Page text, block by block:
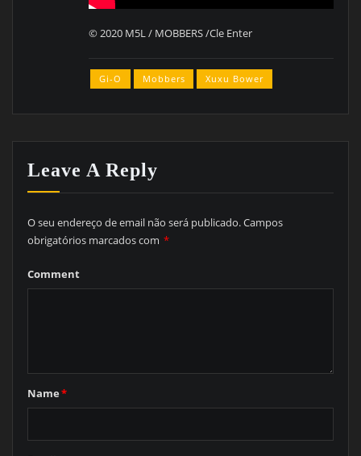
©️ 2020 M5L / MOBBERS /Cle Enter
Gi-O Mobbers Xuxu Bower
Leave A Reply
O seu endereço de email não será publicado.Campos
obrigatórios marcados com *
Comment
Name*